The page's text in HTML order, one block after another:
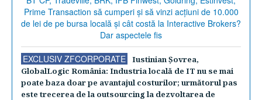
EXCLUSIV ZFCORPORATE
Iustinian Şovrea,
GlobalLogic România: Industria locală de IT nu se mai
poate baza doar pe avantajul costurilor; următorul pas
este trecerea de la outsourcing la dezvoltarea de